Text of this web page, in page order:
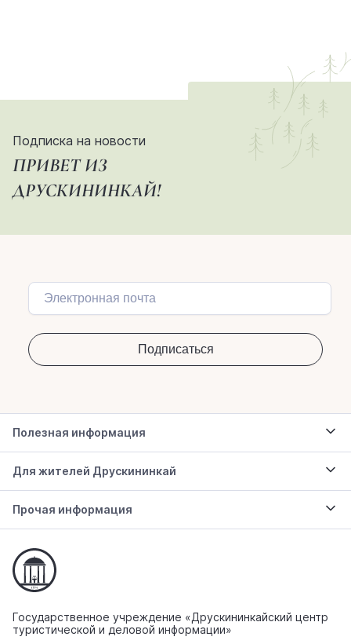
Подписка на новости
ПРИВЕТ ИЗ
ДРУСКИНИНКАЙ!
Полезная информация
Для жителей Друскининкай
Прочая информация
Государственное учреждение «Друскининкайский центр
туристической и деловой информации»